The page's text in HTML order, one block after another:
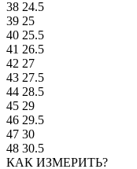
38 24.5
39 25
40 25.5
41 26.5
42 27
43 27.5
44 28.5
45 29
46 29.5
47 30
48 30.5
КАК ИЗМЕРИТЬ?